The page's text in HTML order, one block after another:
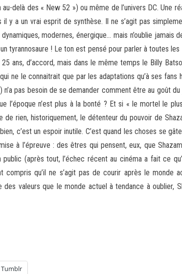
delà des « New 52 ») ou même de l’univers DC.
il y a un vrai esprit de synthèse. Il ne s’agit pas
modernes, énergique… mais n’oublie
tyrannosaure ! Le ton est pensé pour parler à toutes
ans, d’accord, mais dans le même temps le Billy
ne le connaitrait que par les adaptations qu’à ses
pas besoin de se demander comment être au goût
l’époque n’est plus à la bonté ? Et si « le mortel le
rien, historiquement, le détenteur du pouvoir de
c’est un espoir inutile. C’est quand les choses se
à l’épreuve : des êtres qui pensent, eux, que
(après tout, l’échec récent au cinéma a fait ce
compris qu’il ne s’agit pas de courir après le
valeurs que le monde actuel à tendance à oublier,
Tumblr